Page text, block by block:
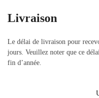
Livraison
Le délai de livraison pour
jours. Veuillez noter que ce
fin d’année.